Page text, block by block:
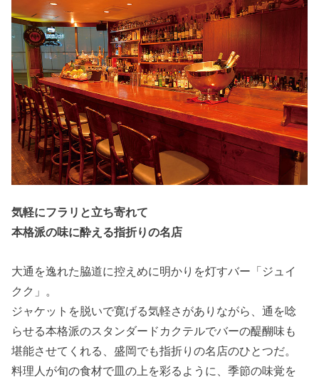
気軽にフラリと立ち寄れて
本格派の味に酔える指折りの名店
大通を逸れた脇道に控えめに明かりを灯すバー「ジュイ
クク」。
ジャケットを脱いで寛げる気軽さがありながら、通を唸
らせる本格派のスタンダードカクテルでバーの醍醐味も
堪能させてくれる、盛岡でも指折りの名店のひとつだ。
料理人が旬の食材で皿の上を彩るように、季節の味覚を